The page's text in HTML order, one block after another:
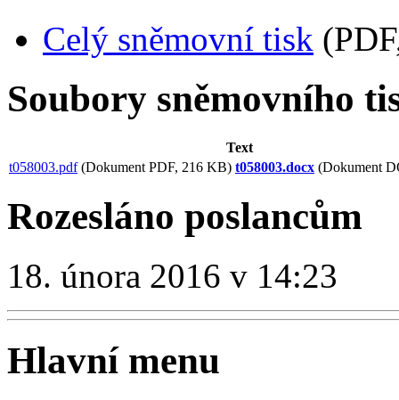
Celý sněmovní tisk
Soubory sněmovního
Text
t058003.pdf(Dokument PDF, 216 KB) t058003.docx (Dokument
Rozesláno poslancům
18. února 2016 v 14:23
Hlavní menu